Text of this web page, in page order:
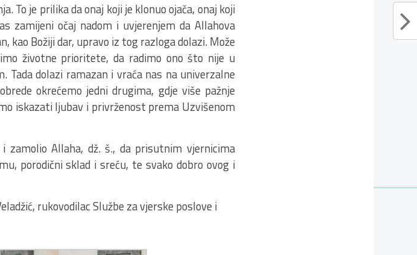
To je prilika da onaj koji je klonuo ojača, onaj koji
zamijeni očaj nadom i uvjerenjem da Allahova
kao Božiji dar, upravo iz tog razloga dolazi. Može
životne prioritete, da radimo ono što nije u
dolazi ramazan i vraća nas na univerzalne
okrećemo jedni drugima, gdje više pažnje
iskazati ljubav i privrženost prema Uzvišenom
zamolio Allaha, dž. š., da prisutnim vjernicima
porodični sklad i sreću, te svako dobro ovog i
rukovodilac Službe za vjerske poslove i